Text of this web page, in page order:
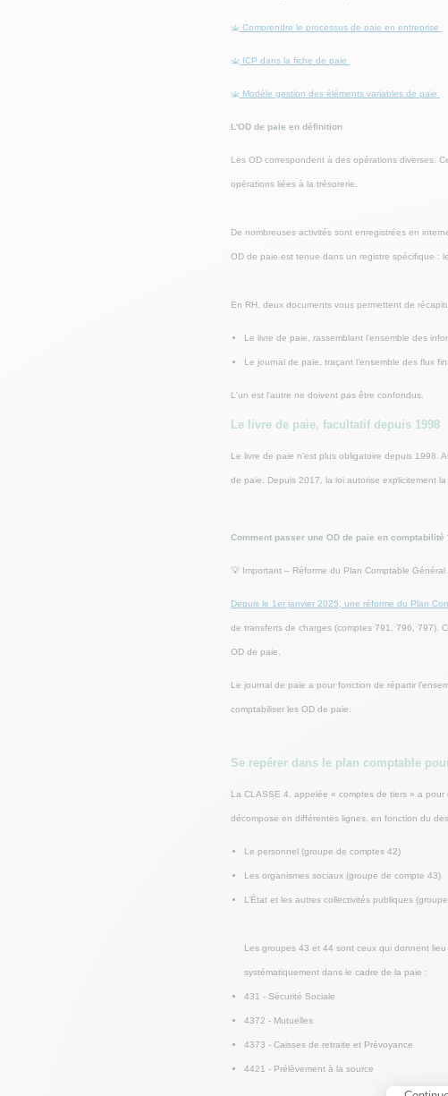
Comprendre le processus de paie en entreprise
ICP dans la fiche de paie
Modèle gestion des éléments variables de paie
L'OD de paie en définition
Les OD correspondent à des opérations diverses.
opérations liées à la trésorerie.
De nombreuses activités sont enregistrées en
OD de paie est tenue dans un registre spécifique :
En RH, deux documents vous permettent de
Le livre de paie, rassemblant l’ensemble des
Le journal de paie, traçant l’ensemble des flux
L'un est l'autre ne doivent pas être confondus.
Le livre de paie, facultatif depuis 1998
Le livre de paie n’est plus obligatoire depuis 1998.
de paie. Depuis 2017, la loi autorise explicitement
Comment passer une OD de paie en comptabilité
💡 Important – Réforme du Plan Comptable Général
Depuis le 1er janvier 2025, une réforme du Plan
de transferts de charges (comptes 791, 796, 797).
OD de paie.
Le journal de paie a pour fonction de répartir
comptabiliser les OD de paie.
Se repérer dans le plan comptable
La CLASSE 4, appelée « comptes de tiers » a pour
décompose en différentes lignes, en fonction du
Le personnel (groupe de comptes 42)
Les organismes sociaux (groupe de compte 43)
L’État et les autres collectivités publiques
Les groupes 43 et 44 sont ceux qui donnent
systématiquement dans le cadre de la paie :
431 - Sécurité Sociale
4372 - Mutuelles
4373 - Caisses de retraite et Prévoyance
4421 - Prélèvement à la source